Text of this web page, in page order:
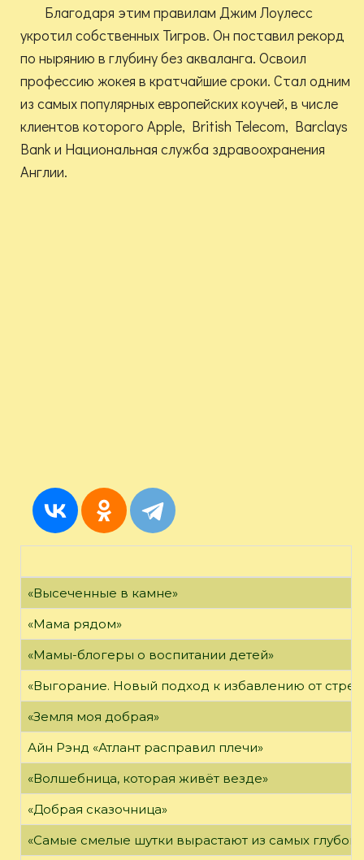
Благодаря этим правилам Джим Лоулесс
укротил собственных Тигров. Он поставил рекорд
по нырянию в глубину без акваланга. Освоил
профессию жокея в кратчайшие сроки. Стал одним
из самых популярных европейских коучей, в числе
клиентов которого Apple, British Telecom, Barclays
Bank и Национальная служба здравоохранения
Англии.
«Высеченные в камне»
«Мама рядом»
«Мамы-блогеры о воспитании детей»
«Выгорание. Новый подход к избавлению от
«Земля моя добрая»
Айн Рэнд «Атлант расправил плечи»
«Волшебница, которая живёт везде»
«Добрая сказочница»
«Самые смелые шутки вырастают из самых